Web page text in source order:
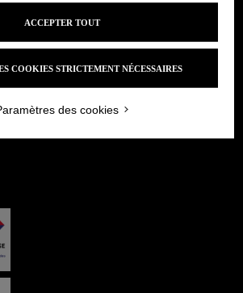
COOKIES STRICTEMENT NÉCESSAIRES
ACCEPTER TOUT
des cookies